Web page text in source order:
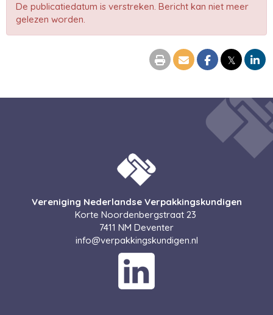
De publicatiedatum is verstreken. Bericht kan niet meer
gelezen worden.
𝕏
Vereniging Nederlandse Verpakkingskundigen
Korte Noordenbergstraat 23
7411 NM Deventer
ofni@verpakkingskundigen.nl